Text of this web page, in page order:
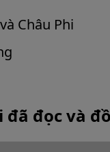
Continuum
lâm sàng và
chương trình
trợ để bạn
có cuộc sống
Châu Phi
đã đọc và